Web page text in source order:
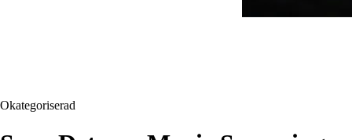
Okategoriserad